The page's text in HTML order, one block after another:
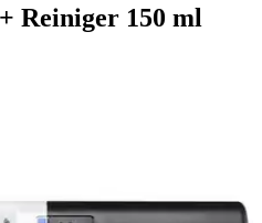
Reiniger 150 ml